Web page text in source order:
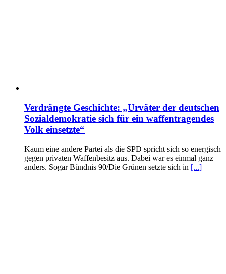
Verdrängte Geschichte: „Urväter der deutschen
Sozialdemokratie sich für ein waffentragendes
Volk einsetzte“
Kaum eine andere Partei als die SPD spricht sich so energisch
gegen privaten Waffenbesitz aus. Dabei war es einmal ganz
anders. Sogar Bündnis 90/Die Grünen setzte sich in [...]